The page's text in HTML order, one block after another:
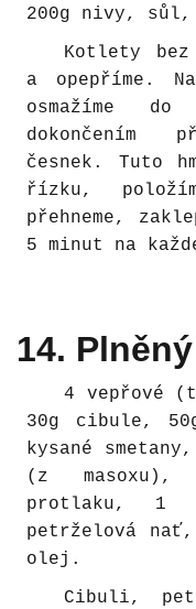
200g nivy,
Kotlety bez
a opepříme.
osmažíme
dokončením
česnek. Tuto
řízku,
přehneme,
5 minut na
14.
4 vepřové
30g cibule,
kysané
(z
protlaku, 1
petrželová
olej.
Cibuli,